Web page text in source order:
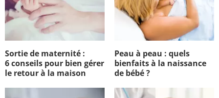
Sortie de maternité :
6 conseils pour bien gérer
le retour à la maison
Peau à peau : quels
bienfaits à la naissance
de bébé ?